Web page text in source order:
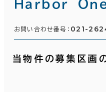
Ｈａｒｂｏｒ Ｏｎ
お問い合わせ番号： 021-
当物件の募集区画